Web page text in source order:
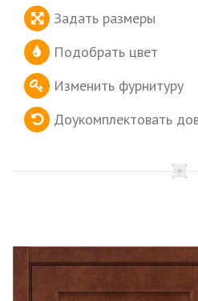
Задать размеры
Подобрать цвет
Изменить фурнитуру
Доукомплектовать